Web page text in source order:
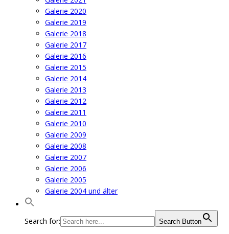
Galerie 2020
Galerie 2019
Galerie 2018
Galerie 2017
Galerie 2016
Galerie 2015
Galerie 2014
Galerie 2013
Galerie 2012
Galerie 2011
Galerie 2010
Galerie 2009
Galerie 2008
Galerie 2007
Galerie 2006
Galerie 2005
Galerie 2004 und älter
Search for: Search Button